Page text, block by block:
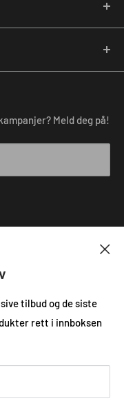
tilbud og de siste
rett i innboksen
Meld deg på!